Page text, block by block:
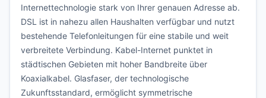
Internettechnologie stark von Ihrer genauen Adresse ab.
DSL ist in nahezu allen Haushalten verfügbar und nutzt
bestehende Telefonleitungen für eine stabile und weit
verbreitete Verbindung. Kabel-Internet punktet in
städtischen Gebieten mit hoher Bandbreite über
Koaxialkabel. Glasfaser, der technologische
Zukunftsstandard, ermöglicht symmetrische